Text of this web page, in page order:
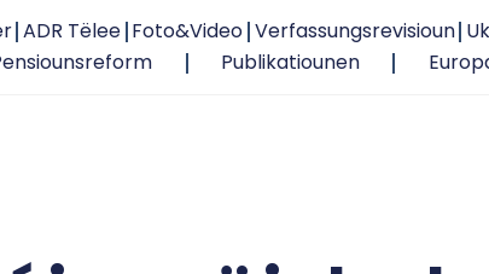
ADR Tëlee Foto&Video Verfassungsrevisioun
Publikatiounen